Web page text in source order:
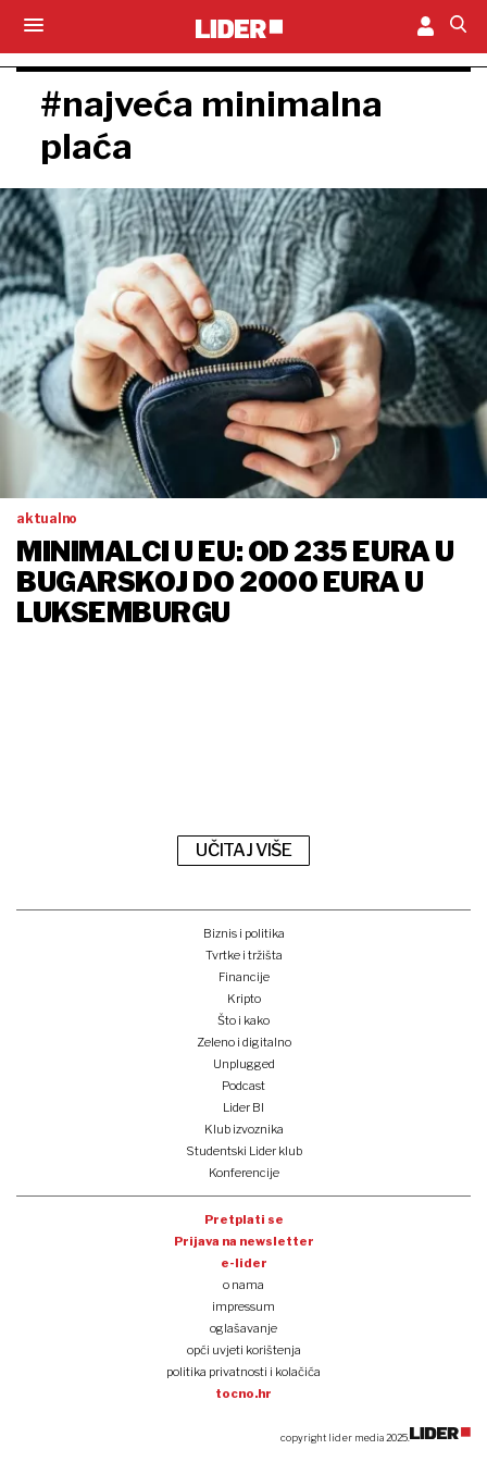
#najveća minimalna
plaća
aktualno
MINIMALCI U EU: OD 235 EURA U
BUGARSKOJ DO 2000 EURA U
LUKSEMBURGU
UČITAJ VIŠE
Biznis i politika
Tvrtke i tržišta
Financije
Kripto
Što i kako
Zeleno i digitalno
Unplugged
Podcast
Lider BI
Klub izvoznika
Studentski Lider klub
Konferencije
Pretplati se
Prijava na newsletter
e-lider
o nama
impressum
oglašavanje
opći uvjeti korištenja
politika privatnosti i kolačića
tocno.hr
copyright lider media 2025.